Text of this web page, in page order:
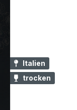
Italien
trocken